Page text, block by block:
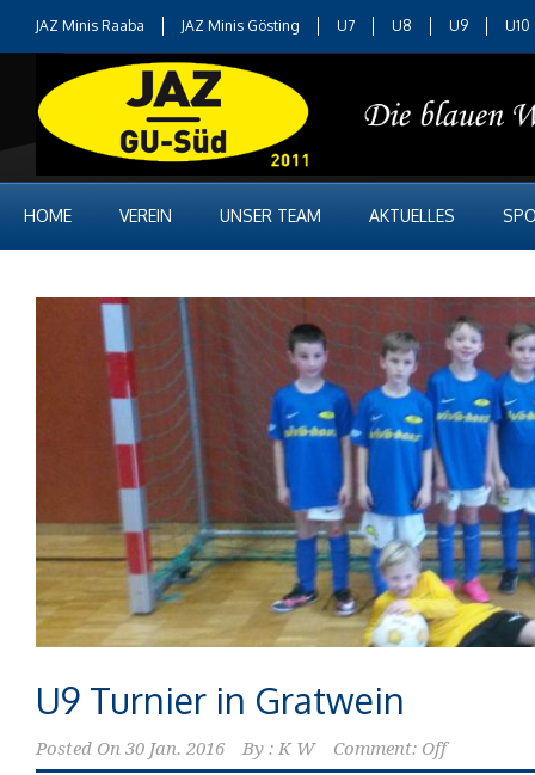
JAZ Minis Raaba JAZ Minis Gösting U7 U8 U9 U10
HOME VEREIN UNSER TEAM AKTUELLES
U9 Turnier in Gratwein
Posted On 30 Jan. 2016 By : K W Comment: Off